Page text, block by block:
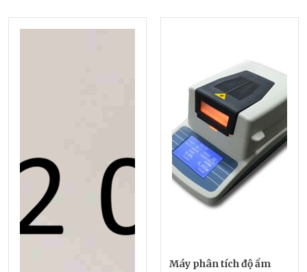
Máy phân tích độ ẩm